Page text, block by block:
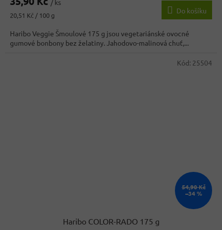
5,0
z
hvězdiček.
/ ks
Měrná
20,51 Kč / 100 g
Do košíku
Haribo Veggie Šmoulové 175 g jsou vegetariánské ovocné
gumové bonbony bez želatiny. Jahodovo-malinová chuť,...
54,90 Kč
–34 %
Haribo COLOR-RADO 175 g
Kód: 25504